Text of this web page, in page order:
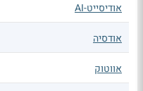
אודיסייט-AI
אודסיה
אווטוק